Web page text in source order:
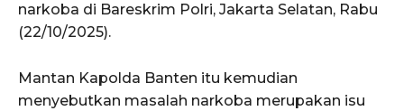
narkoba di Bareskrim Polri, Jakarta Selatan, Rabu
(22/10/2025).
Mantan Kapolda Banten itu kemudian
menyebutkan masalah narkoba merupakan isu